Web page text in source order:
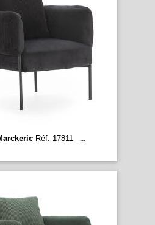
Réf. 17811
...